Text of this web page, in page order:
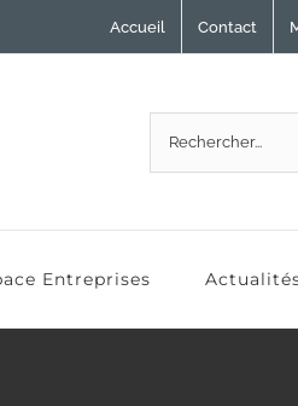
Accueil Contact
Rechercher:
Entreprises